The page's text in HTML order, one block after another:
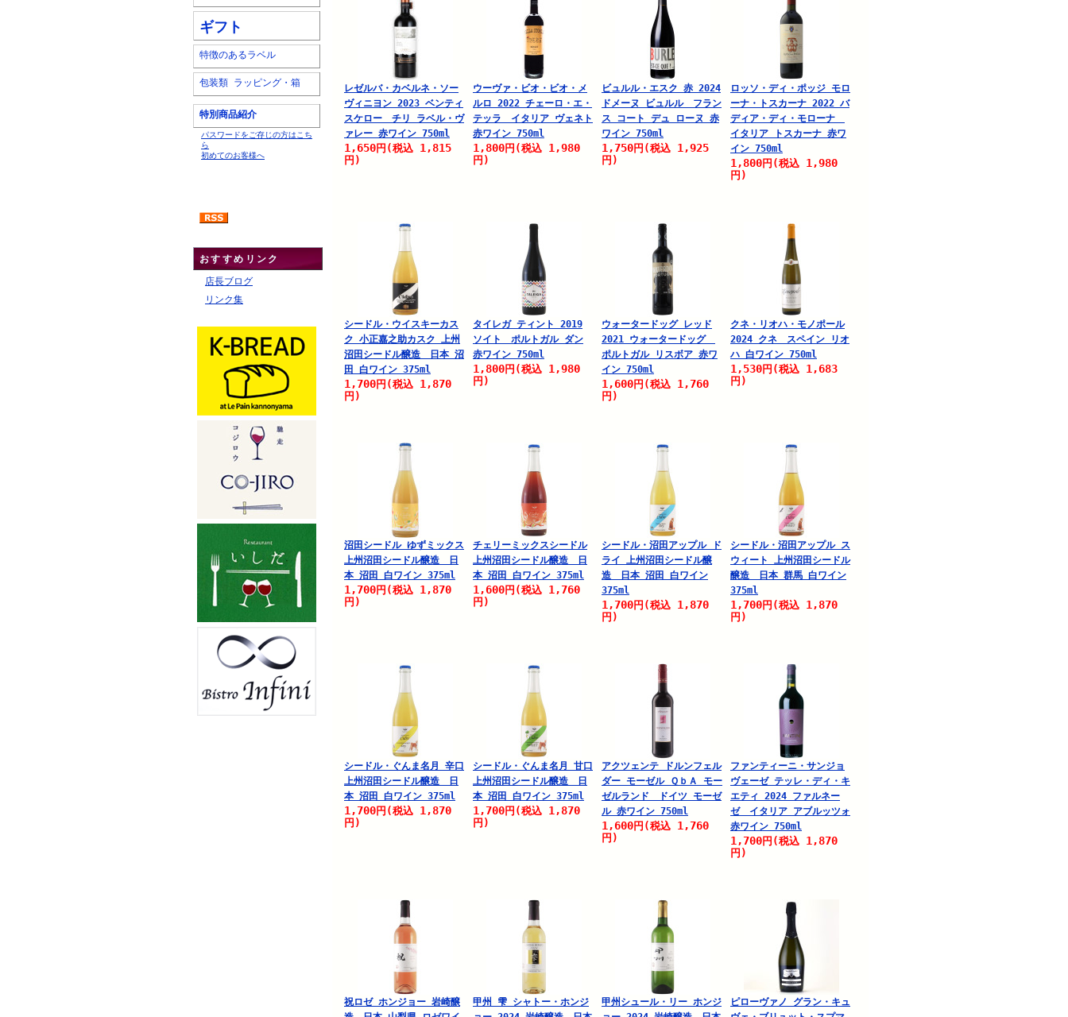
ギフト
特徴のあるラベル
包装類 ラッピング・箱
特別商品紹介
パスワードをご存じの方はこち
ら
初めてのお客様へ
おすすめリンク
店長ブログ
リンク集
レゼルバ・カベルネ・ソー
ヴィニヨン 2023 ベンティ
スケロー チリ ラベル・ヴ
ァレー 赤ワイン 750ml
1,650円 (税込 1,815
円)
ウーヴァ・ビオ・ビオ・メ
ルロ 2022 チェーロ・エ・
テッラ イタリア ヴェネト
赤ワイン 750ml
1,800円 (税込 1,980
円)
ビュルル・エスク 赤 2024
ドメーヌ ビュルル フラン
ス コート デュ ローヌ 赤
ワイン 750ml
1,750円 (税込 1,925
円)
ロッソ・ディ・ポッジ モロ
ーナ・トスカーナ 2022 バ
ディア・ディ・モローナ
イタリア トスカーナ 赤ワ
イン 750ml
1,800円 (税込 1,980
円)
シードル・ウイスキーカス
ク 小正嘉之助カスク 上州
沼田シードル醸造 日本 沼
田 白ワイン 375ml
1,700円 (税込 1,870
円)
タイレガ ティント 2019
ソイト ポルトガル ダン
赤ワイン 750ml
1,800円 (税込 1,980
円)
ウォータードッグ レッド
2021 ウォータードッグ
ポルトガル リスボア 赤ワ
イン 750ml
1,600円 (税込 1,760
円)
クネ・リオハ・モノポール
2024 クネ スペイン リオ
ハ 白ワイン 750ml
1,530円 (税込 1,683
円)
沼田シードル ゆずミックス
上州沼田シードル醸造 日
本 沼田 白ワイン 375ml
1,700円 (税込 1,870
円)
チェリーミックスシードル
上州沼田シードル醸造 日
本 沼田 白ワイン 375ml
1,600円 (税込 1,760
円)
シードル・沼田アップル ド
ライ 上州沼田シードル醸
造 日本 沼田 白ワイン
375ml
1,700円 (税込 1,870
円)
シードル・沼田アップル ス
ウィート 上州沼田シードル
醸造 日本 群馬 白ワイン
375ml
1,700円 (税込 1,870
円)
シードル・ぐんま名月 辛口
上州沼田シードル醸造 日
本 沼田 白ワイン 375ml
1,700円 (税込 1,870
円)
シードル・ぐんま名月 甘口
上州沼田シードル醸造 日
本 沼田 白ワイン 375ml
1,700円 (税込 1,870
円)
アクツェンテ ドルンフェル
ダー モーゼル ＱｂＡ モー
ゼルランド ドイツ モーゼ
ル 赤ワイン 750ml
1,600円 (税込 1,760
円)
ファンティーニ・サンジョ
ヴェーゼ テッレ・ディ・キ
エティ 2024 ファルネー
ゼ イタリア アブルッツォ
赤ワイン 750ml
1,700円 (税込 1,870
円)
祝ロゼ ホンジョー 岩崎醸
甲州 雫 シャトー・ホンジ
甲州シュール・リー ホンジ
ピローヴァノ グラン・キュ